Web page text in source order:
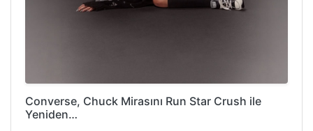
Converse, Chuck Mirasını Run Star Crush ile
Yeniden…